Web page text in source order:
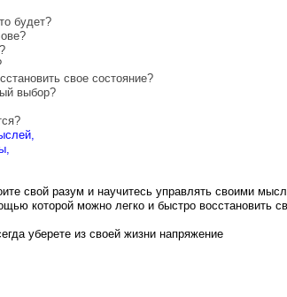
будет?
свое состояние?
выбор?
свой разум и научитесь управлять своими
которой можно легко и быстро восстановить
уберете из своей жизни напряжение